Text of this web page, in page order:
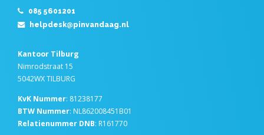
085 5601201
helpdesk@pinvandaag.nl
Kantoor Tilburg
Nimrodstraat 15
5042WX TILBURG
KvK Nummer: 81238177
BTW Nummer: NL862008451B01
Relatienummer DNB: R161770